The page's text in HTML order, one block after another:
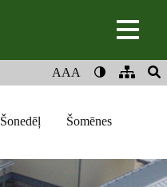
AAA
Šonedēļ
Šomēnes